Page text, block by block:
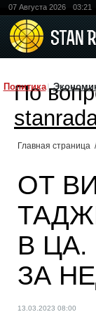
07 Августа 2026 03:21
Политика
По
Главная страница /
ОТ
В
ЗА
13.03.2023 08:00